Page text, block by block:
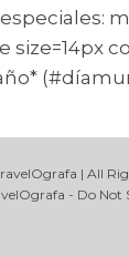
size=14px
| All
- Do Not